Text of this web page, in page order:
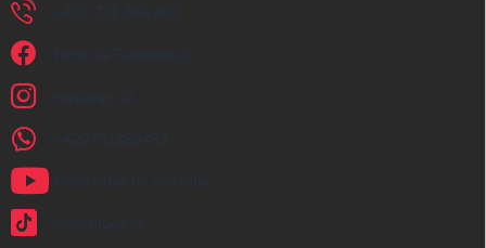
+420 731 389 483
Jsme na Facebooku!
earplugs_cz
+420731389483
Naše videa na YouTube
@earplugs.cz